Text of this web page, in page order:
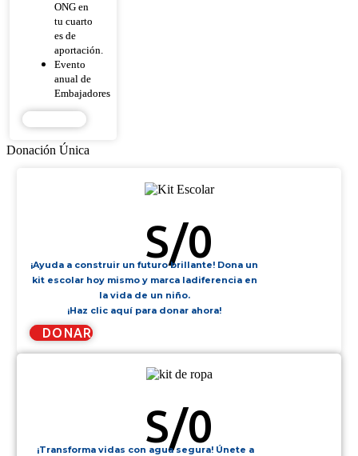
ONG en
tu cuarto
es de
aportación.
Evento
anual de
Embajadores
DONAR
Donación Única
S/0
¡Ayuda a construir un futuro brillante! Dona un
kit escolar hoy mismo y marca ladiferencia en
la vida de un niño.
¡Haz clic aquí para donar ahora!
DONAR
S/0
¡Transforma vidas con agua segura! Únete a